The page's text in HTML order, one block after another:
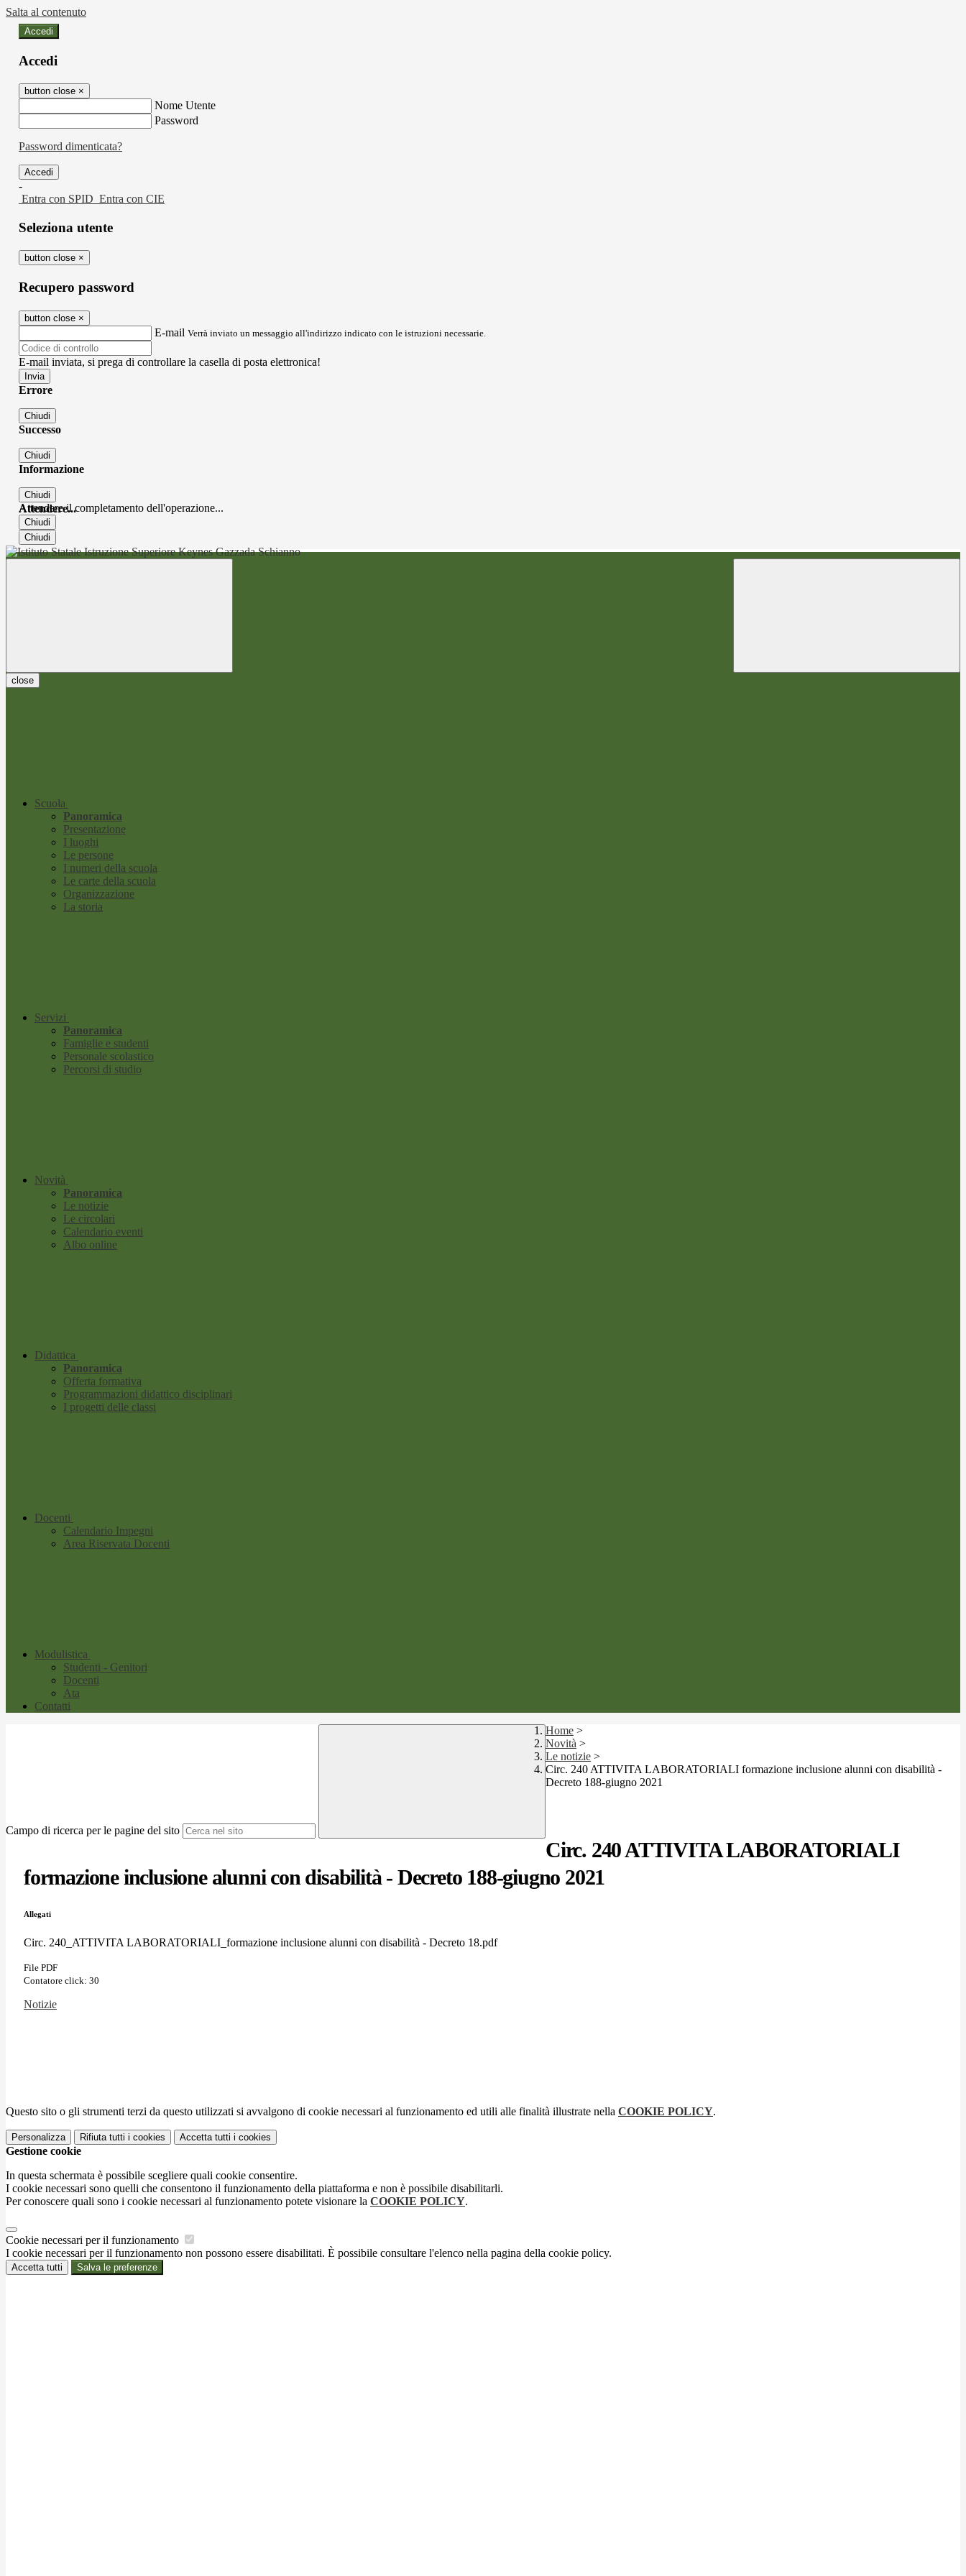
Salta al contenuto
Accedi
Accedi
button close ×
Nome Utente
Password
Password dimenticata?
-
Entra con SPID Entra con CIE
Seleziona utente
button close ×
Recupero password
button close ×
E-mail Verrà inviato un messaggio all'indirizzo indicato con le istruzioni necessarie.
E-mail inviata, si prega di controllare la casella di posta elettronica!
Errore
Chiudi
Successo
Chiudi
Informazione
Chiudi
Attendere...
Attendere il completamento dell'operazione...
Chiudi
Chiudi
close
Scuola
Panoramica
Presentazione
I luoghi
Le persone
I numeri della scuola
Le carte della scuola
Organizzazione
La storia
Servizi
Panoramica
Famiglie e studenti
Personale scolastico
Percorsi di studio
Novità
Panoramica
Le notizie
Le circolari
Calendario eventi
Albo online
Didattica
Panoramica
Offerta formativa
Programmazioni didattico disciplinari
I progetti delle classi
Docenti
Calendario Impegni
Area Riservata Docenti
Modulistica
Studenti - Genitori
Docenti
Ata
Contatti
Campo di ricerca per le pagine del sito
Home >
Novità >
Le notizie >
Circ. 240 ATTIVITA LABORATORIALI formazione inclusione alunni con disabilità -
Decreto 188-giugno 2021
Circ. 240 ATTIVITA LABORATORIALI
formazione inclusione alunni con disabilità - Decreto 188-giugno 2021
Allegati
Circ. 240_ATTIVITA LABORATORIALI_formazione inclusione alunni con disabilità - Decreto 18.pdf
File PDF
Contatore click: 30
Notizie
Questo sito o gli strumenti terzi da questo utilizzati si avvalgono di cookie necessari al funzionamento ed utili alle finalità illustrate nella COOKIE POLICY.
Personalizza Rifiuta tutti i cookies Accetta tutti i cookies
Gestione cookie
In questa schermata è possibile scegliere quali cookie consentire.
I cookie necessari sono quelli che consentono il funzionamento della piattaforma e non è possibile disabilitarli.
Per conoscere quali sono i cookie necessari al funzionamento potete visionare la COOKIE POLICY.
Cookie necessari per il funzionamento
I cookie necessari per il funzionamento non possono essere disabilitati. È possibile consultare l'elenco nella pagina della cookie policy.
Accetta tutti Salva le preferenze